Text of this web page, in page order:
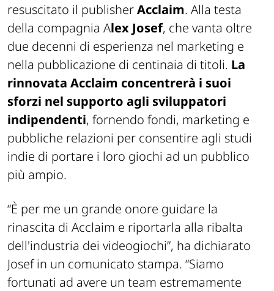
resuscitato il publisherAcclaim. Alla testa
della compagnia Alex Josef, che vanta oltre
due decenni di esperienza nel marketing e
nella pubblicazione di centinaia di titoli. La
rinnovata Acclaim concentrerà i suoi
sforzi nel supporto agli sviluppatori
indipendenti, fornendo fondi, marketing e
pubbliche relazioni per consentire agli studi
indie di portare i loro giochi ad un pubblico
più ampio.
“È per me un grande onore guidare la
rinascita di Acclaim e riportarla alla ribalta
dell'industria dei videogiochi”, ha dichiarato
Josef in un comunicato stampa. “Siamo
fortunati ad avere un team estremamente